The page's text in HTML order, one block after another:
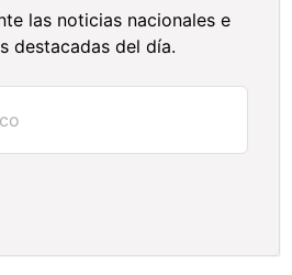
las noticias nacionales e
destacadas del día.